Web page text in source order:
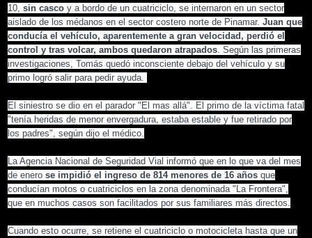
10, sin casco y a bordo de un cuatriciclo, se internaron en un sector
aislado de los médanos en el sector costero norte de Pinamar. Juan que
conducía el vehículo, aparentemente a gran velocidad, perdió el
control y tras volcar, ambos quedaron atrapados . Según las primeras
investigaciones, Tomás quedó inconsciente debajo del vehículo y su
primo logró salir para pedir ayuda.
El siniestro se dio en el parador "El mas allá". El primo de la víctima fatal
"tenía heridas de menor envergadura, estaba estable y fue retirado por
los padres", según dijo el médico.
La Agencia Nacional de Seguridad Vial informó que en lo que va del mes
de enero se impidió el ingreso de 814 menores de 16 años que
conducían motos o cuatriciclos en la zona denominada "La Frontera",
que en muchos casos son facilitados por sus familiares más directos.
Cuando esto ocurre, se retiene el cuatriciclo o motocicleta hasta que un